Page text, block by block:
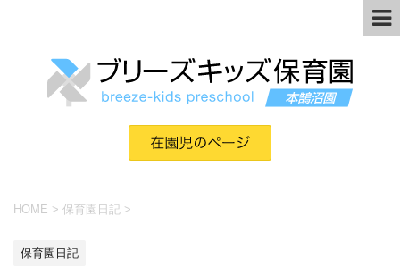
HOME > 保育園日記 >
保育園日記